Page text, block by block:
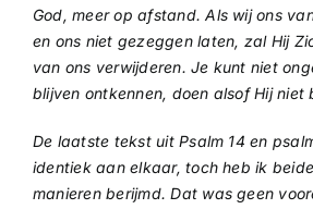
God, meer op afstand. Als wij ons
en ons niet gezeggen laten, zal Hij
van ons verwijderen. Je kunt niet
blijven ontkennen, doen alsof Hij
De laatste tekst uit Psalm 14 en
identiek aan elkaar, toch heb ik
manieren berijmd. Dat was geen